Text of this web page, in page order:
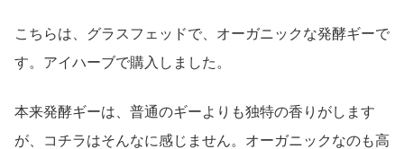
こちらは、グラスフェッドで、オーガニックな発酵ギーで
す。アイハーブで購入しました。
本来発酵ギーは、普通のギーよりも独特の香りがします
が、コチラはそんなに感じません。オーガニックなのも高